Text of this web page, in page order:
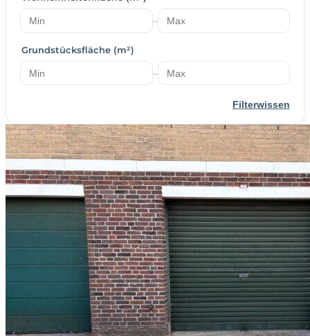
–
Grundstücksfläche (m²)
–
Filterwissen